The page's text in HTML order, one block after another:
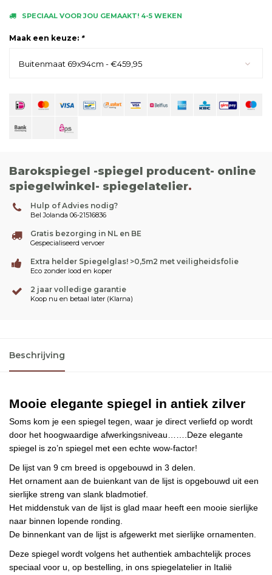
SPECIAAL VOOR JOU GEMAAKT! 4-5 WEKEN
Maak een keuze: *
Buitenmaat 69x94cm - €459,95
Barokspiegel -spiegel producent- online
spiegelwinkel- spiegelatelier.
Hulp of Advies nodig?
Bel Jolanda 06-21516836
Gratis bezorging in NL en BE
Gespecialiseerd vervoer
Extra helder Spiegelglas! >0,5m2 met veiligheidsfolie
Eco zonder lood en koper
2 jaar volledige garantie
Koop nu en betaal later (Klarna)
Beschrijving
Mooie elegante spiegel in antiek zilver
Soms kom je een spiegel tegen, waar je direct verliefd op wordt
door het hoogwaardige afwerkingsniveau…….Deze elegante
spiegel is zo’n spiegel met een echte wow-factor!
De lijst van 9 cm breed is opgebouwd in 3 delen.
Het ornament aan de buienkant van de lijst is opgebouwd uit een
sierlijke streng van slank bladmotief.
Het middenstuk van de lijst is glad maar heeft een mooie sierlijke
naar binnen lopende ronding.
De binnenkant van de lijst is afgewerkt met sierlijke ornamenten.
Deze spiegel wordt volgens het authentiek ambachtelijk proces
speciaal voor u, op bestelling, in ons spiegelatelier in Italië